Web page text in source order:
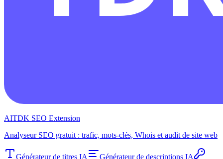
AITDK SEO Extension
Analyseur SEO gratuit : trafic, mots-clés, Whois et audit de site web
Générateur de titres IA
Générateur de descriptions IA